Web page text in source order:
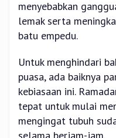
menyebabkan
lemak serta
batu empedu.
Untuk menghindari
puasa, ada baiknya
kebiasaan ini.
tepat untuk mulai
mengingat tubuh